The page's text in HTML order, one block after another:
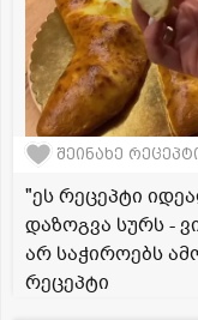
შეინახე
"ეს რეცეპტი
დაზოგვა სურს -
არ საჭიროებს
რეცეპტი